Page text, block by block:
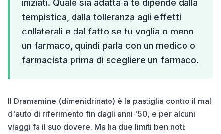
iniziati. Quale sia adatta a te dipende dalla
tempistica, dalla tolleranza agli effetti
collaterali e dal fatto se tu voglia o meno
un farmaco, quindi parla con un medico o
farmacista prima di scegliere un farmaco.
Il Dramamine (dimenidrinato) è la pastiglia contro il mal
d'auto di riferimento fin dagli anni '50, e per alcuni
viaggi fa il suo dovere. Ma ha due limiti ben noti: